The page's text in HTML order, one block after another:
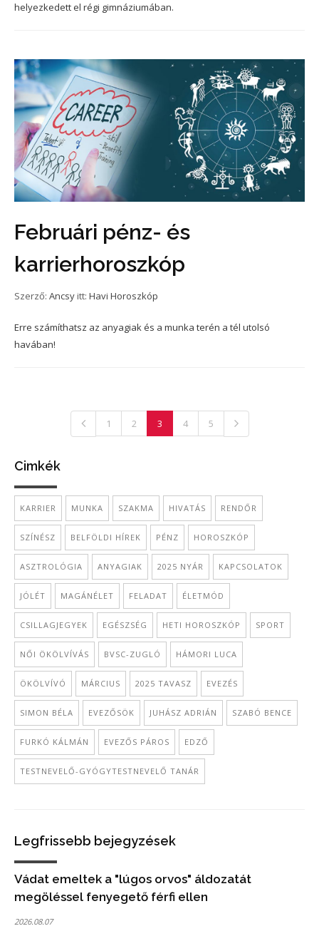
helyezkedett el régi gimnáziumában.
Februári pénz- és
karrierhoroszkóp
Szerző: Ancsy itt: Havi Horoszkóp
Erre számíthatsz az anyagiak és a munka terén a tél utolsó
havában!
1 2 3 4 5
Cimkék
KARRIER MUNKA SZAKMA HIVATÁS RENDŐR
SZÍNÉSZ BELFÖLDI HÍREK PÉNZ HOROSZKÓP
ASZTROLÓGIA ANYAGIAK 2025 NYÁR KAPCSOLATOK
JÓLÉT MAGÁNÉLET FELADAT ÉLETMÓD
CSILLAGJEGYEK EGÉSZSÉG HETI HOROSZKÓP SPORT
NŐI ÖKÖLVÍVÁS BVSC-ZUGLÓ HÁMORI LUCA
ÖKÖLVÍVÓ MÁRCIUS 2025 TAVASZ EVEZÉS
SIMON BÉLA EVEZŐSÖK JUHÁSZ ADRIÁN SZABÓ BENCE
FURKÓ KÁLMÁN EVEZŐS PÁROS EDZŐ
TESTNEVELŐ-GYÓGYTESTNEVELŐ TANÁR
Legfrissebb bejegyzések
Vádat emeltek a "lúgos orvos" áldozatát
megöléssel fenyegető férfi ellen
2026.08.07